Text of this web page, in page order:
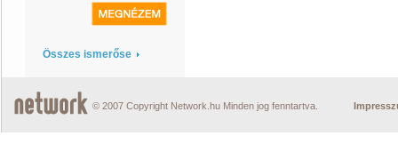
Összes ismerőse
© 2007 Copyright Network.hu Minden jog fenntartva.